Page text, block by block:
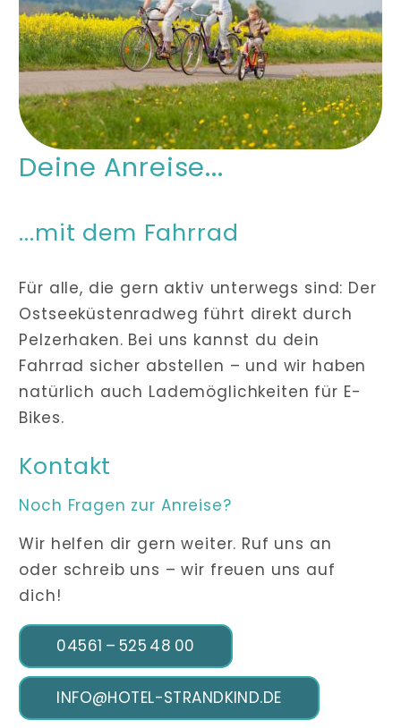
Deine Anreise...
...mit dem Fahrrad
Für alle, die gern aktiv unterwegs sind: Der
Ostseeküstenradweg führt direkt durch
Pelzerhaken. Bei uns kannst du dein
Fahrrad sicher abstellen – und wir haben
natürlich auch Lademöglichkeiten für E-
Bikes.
Kontakt
Noch Fragen zur Anreise?
Wir helfen dir gern weiter. Ruf uns an
oder schreib uns – wir freuen uns auf
dich!
04561 – 525 48 00
INFO@HOTEL-STRANDKIND.DE